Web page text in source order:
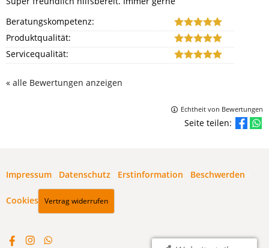
Beratungskompetenz:
Produktqualität:
Servicequalität:
« alle Bewertungen anzeigen
Echtheit von Bewertungen
Seite teilen:
Impressum Datenschutz Erstinformation Beschwerden
Cookies Vertrag widerrufen